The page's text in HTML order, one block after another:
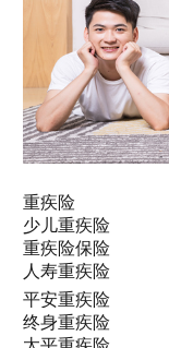
一、人保健康
障对比
我将它们的保障
重疾险
少儿重疾险
重疾险保险
人寿重疾险
平安重疾险
终身重疾险